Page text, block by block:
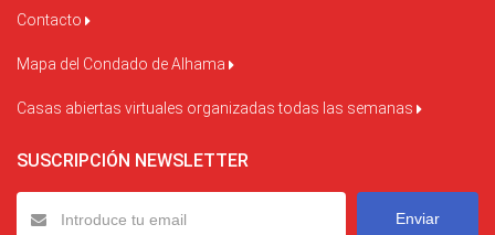
Contacto
Mapa del Condado de Alhama
Casas abiertas virtuales organizadas todas las semanas
SUSCRIPCIÓN NEWSLETTER
Enviar